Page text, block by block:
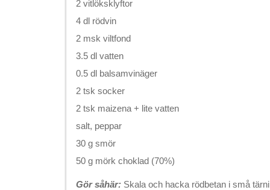
2 vitlöksklyftor
4 dl rödvin
2 msk viltfond
3.5 dl vatten
0.5 dl balsamvinäger
2 tsk socker
2 tsk maizena + lite vatten
salt, peppar
30 g smör
50 g mörk choklad (70%)
Gör såhär: Skala och hacka rödbetan i små